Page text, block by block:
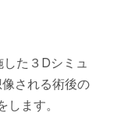
た３Dシミュ
される術後の
ます。